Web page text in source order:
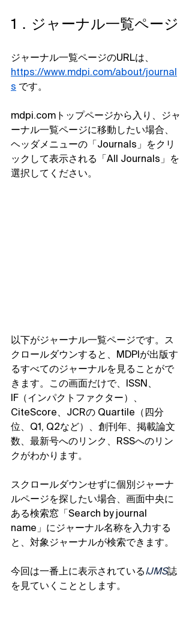
1．ジャーナル一覧ページ
ジャーナル一覧ページのURLは、
https://www.mdpi.com/about/journal
s です。
mdpi.comトップページから入り、ジャ
ーナル一覧ページに移動したい場合、
ヘッダメニューの「Journals」をクリ
ックして表示される「All Journals」を
選択してください。
以下がジャーナル一覧ページです。ス
クロールダウンすると、MDPIが出版す
るすべてのジャーナルを見ることがで
きます。この画面だけで、ISSN、
IF（インパクトファクター）、
CiteScore、JCRの Quartile（四分
位、Q1, Q2など）、創刊年、掲載論文
数、最新号へのリンク、RSSへのリン
クがわかります。
スクロールダウンせずに個別ジャーナ
ルページを探したい場合、画面中央に
ある検索窓「Search by journal
name」にジャーナル名称を入力する
と、対象ジャーナルが検索できます。
今回は一番上に表示されているIJMS誌
を見ていくこととします。